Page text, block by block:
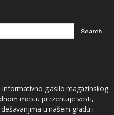
informativno glasilo magazinskog
mestu prezentuje vesti,
u našem gradu i